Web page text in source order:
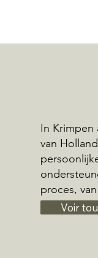
In Krimpen
van
proces,
Voir